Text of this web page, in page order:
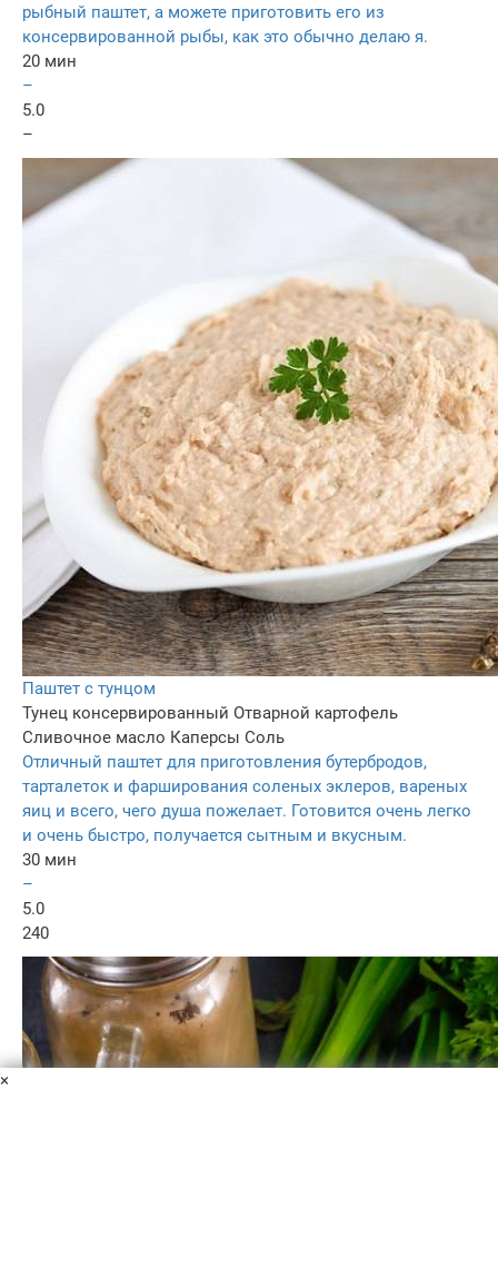
рыбный паштет, а можете приготовить его из
консервированной рыбы, как это обычно делаю я.
20 мин
–
5.0
–
Паштет с тунцом
Тунец консервированный Отварной картофель
Сливочное масло Каперсы Соль
Отличный паштет для приготовления бутербродов,
тарталеток и фарширования соленых эклеров, вареных
яиц и всего, чего душа пожелает. Готовится очень легко
и очень быстро, получается сытным и вкусным.
30 мин
–
5.0
240
×